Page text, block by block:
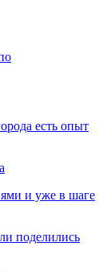
есть опыт
и уже в шаге
поделились